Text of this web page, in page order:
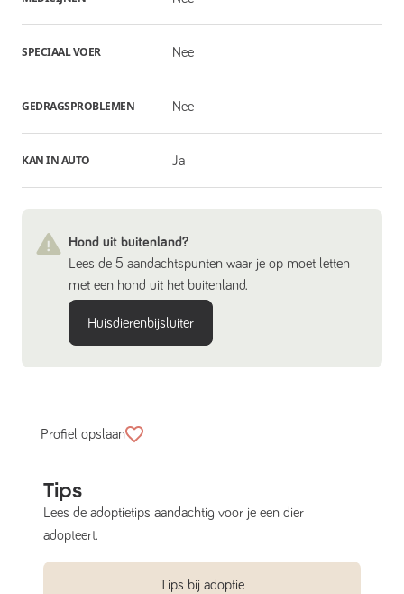
SPECIAAL VOER Nee
GEDRAGSPROBLEMEN Nee
KAN IN AUTO Ja
Hond uit buitenland?
Lees de 5 aandachtspunten waar je op moet letten
met een hond uit het buitenland.
Huisdierenbijsluiter
Profiel opslaan
Tips
Lees de adoptietips aandachtig voor je een dier
adopteert.
Tips bij adoptie